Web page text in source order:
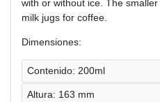
with or without ice. The
milk jugs for coffee.
Dimensiones:
Contenido: 200ml
Altura: 163 mm